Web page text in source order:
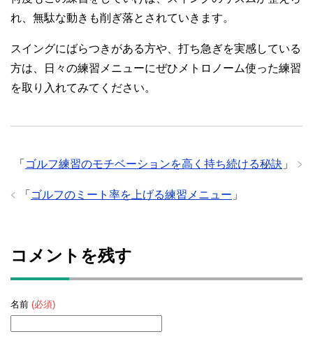
れ、無駄な動きも削ぎ落とされていきます。
スイングにばらつきがある方や、打ち急ぎを実感している
方は、日々の練習メニューにぜひメトロノーム使った練習
を取り入れてみてください。
「 ゴルフ練習のモチベーションを高く持ち続ける秘訣 」
「 ゴルフのミート率を上げる練習メニュー 」
コメントを残す
名前 (必須)